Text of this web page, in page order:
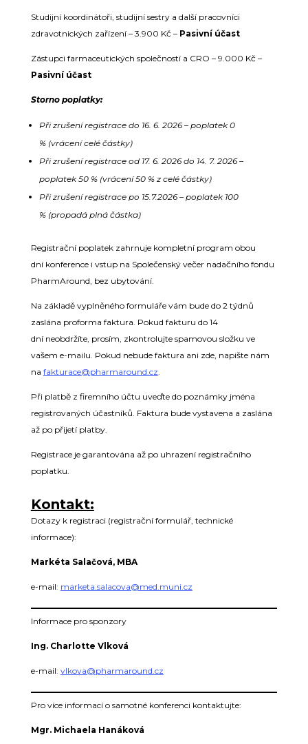
Studijní koordinátoři, studijní sestry a další pracovníci
zdravotnických zařízení – 3.900 Kč – Pasivní účast
Zástupci farmaceutických společností a CRO – 9.000 Kč –
Pasivní účast
Storno poplatky:
Při zrušení registrace do 16. 6. 2026 – poplatek 0
% (vrácení celé částky)
Při zrušení registrace od 17. 6. 2026 do 14. 7. 2026 –
poplatek 50 % (vrácení 50 % z celé částky)
Při zrušení registrace po 15.7.2026 – poplatek 100
% (propadá plná částka)
Registrační poplatek zahrnuje kompletní program obou
dní konference i vstup na Společenský večer nadačního fondu
PharmAround, bez ubytování.
Na základě vyplněného formuláře vám bude do 2 týdnů
zaslána proforma faktura. Pokud fakturu do 14
dní neobdržíte, prosím, zkontrolujte spamovou složku ve
vašem e-mailu. Pokud nebude faktura ani zde, napište nám
na fakturace@pharmaround.cz.
Při platbě z firemního účtu uveďte do poznámky jména
registrovaných účastníků. Faktura bude vystavena a zaslána
až po přijetí platby.
Registrace je garantována až po uhrazení registračního
poplatku.
Kontakt:
Dotazy k registraci (registrační formulář, technické
informace):
Markéta Salačová, MBA
e-mail: marketa.salacova@med.muni.cz
Informace pro sponzory
Ing. Charlotte Vlková
e-mail: vlkova@pharmaround.cz
Pro více informací o samotné konferenci kontaktujte:
Mgr. Michaela Hanáková